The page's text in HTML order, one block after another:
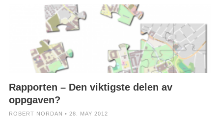
Rapporten – Den viktigste delen av
oppgaven?
ROBERT NORDAN • 28. MAY 2012